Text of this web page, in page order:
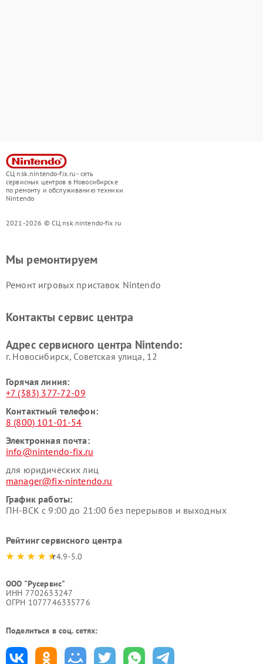
СЦ nsk.nintendo-fix.ru - сеть
сервисных центров в Новосибирске
по ремонту и обслуживанию техники
Nintendo
2021-2026 © СЦ nsk.nintendo-fix.ru
Мы ремонтируем
Ремонт игровых приставок Nintendo
Контакты сервис центра
Адрес сервисного центра Nintendo:
г. Новосибирск, Советская улица, 12
Горячая линия:
+7 (383) 377-72-09
Контактный телефон:
8 (800) 101-01-54
Электронная почта:
info@nintendo-fix.ru
для юридических лиц
manager@fix-nintendo.ru
График работы:
ПН-ВСК с 9:00 до 21:00 без перерывов и выходных
Рейтинг сервисного центра
4.9-5.0
ООО "Русервис"
ИНН 7702633247
ОГРН 1077746335776
Поделиться в соц. сетях: